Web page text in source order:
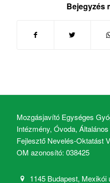
Bejegyzés
Mozgásjavító Egységes
Intézmény, Óvoda,
Fejlesztő Nevelés-Oktatást
OM azonosító: 038425
1145 Budapest, Mexikói